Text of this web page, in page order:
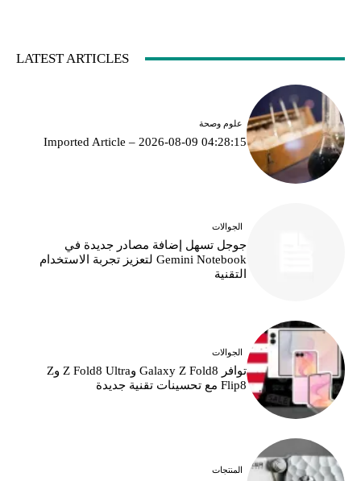
LATEST ARTICLES
علوم وصحة
Imported Article – 2026-08-09 04:28:15
الجوالات
جوجل تسهل إضافة مصادر جديدة في
Gemini Notebook لتعزيز تجربة الاستخدام
التقنية
الجوالات
توافر Galaxy Z Fold8 وZ Fold8 Ultra وZ
Flip8 مع تحسينات تقنية جديدة
المنتجات